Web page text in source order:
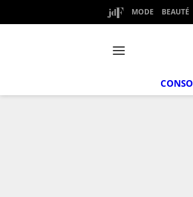
MODE BEAUTÉ
CONSO